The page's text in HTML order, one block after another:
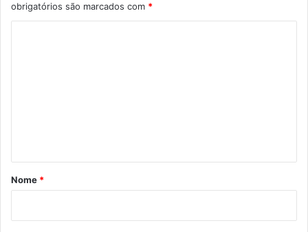
obrigatórios são marcados com *
rNome *